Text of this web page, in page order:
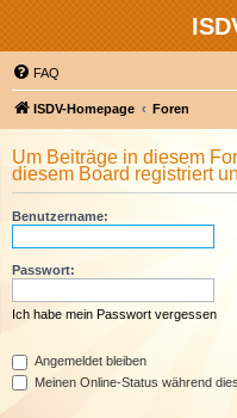
FAQ
ISDV-Homepage Foren
Um Beiträge in diesem
diesem Board registriert
Benutzername:
Passwort:
Ich habe mein Passwort vergessen
Angemeldet bleiben
Meinen Online-Status während